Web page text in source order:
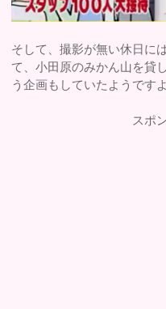
そして、撮影が無い休日に
て、小田原のみかん山を貸
う企画もしていたようですよ
スポ